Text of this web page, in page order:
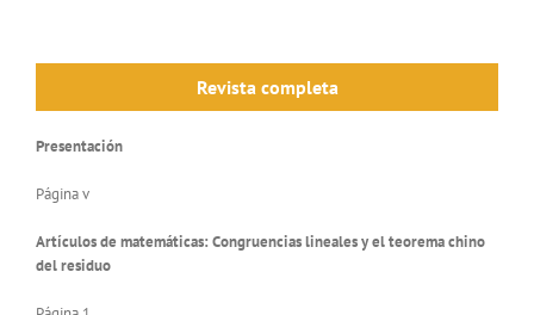
Revista completa
Presentación
Página v
Artículos de matemáticas: Congruencias lineales y el teorema chino
del residuo